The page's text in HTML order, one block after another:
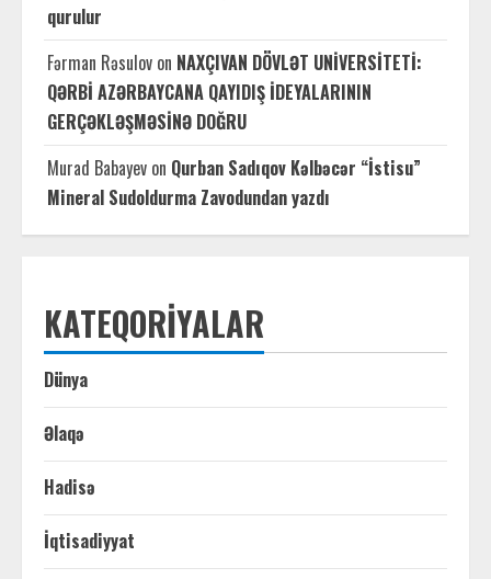
qurulur
Fərman Rəsulov on NAXÇIVAN DÖVLƏT UNİVERSİTETİ:
QƏRBİ AZƏRBAYCANA QAYIDIŞ İDEYALARININ
GERÇƏKLƏŞMƏSİNƏ DOĞRU
Murad Babayev on Qurban Sadıqov Kəlbəcər “İstisu”
Mineral Sudoldurma Zavodundan yazdı
KATEQORIYALAR
Dünya
Əlaqə
Hadisə
İqtisadiyyat